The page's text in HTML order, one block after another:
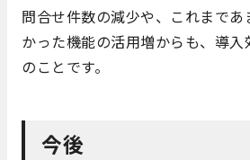
問合せ件数の減少や、これまで
かった機能の活用増からも、導入
のことです。
今後